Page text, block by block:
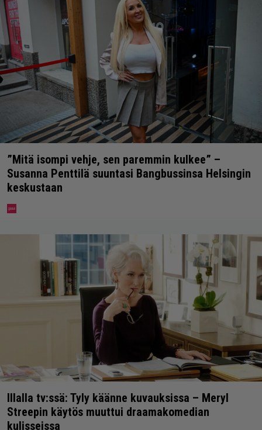
”Mitä isompi vehje, sen paremmin kulkee” –
Susanna Penttilä suuntasi Bangbussinsa Helsingin
keskustaan
Illalla tv:ssä: Tyly käänne kuvauksissa – Meryl
Streepin käytös muuttui draamakomedian
kulisseissa